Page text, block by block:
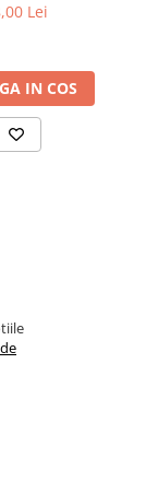
Lei
IN COS